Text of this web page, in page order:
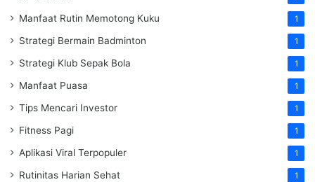
Manfaat Rutin Memotong Kuku 1
Strategi Bermain Badminton 1
Strategi Klub Sepak Bola 1
Manfaat Puasa 1
Tips Mencari Investor 1
Fitness Pagi 1
Aplikasi Viral Terpopuler 1
Rutinitas Harian Sehat 1